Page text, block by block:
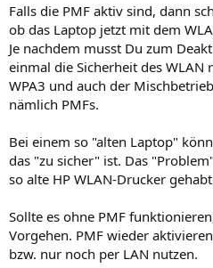
Falls die PMF aktiv sind, dann
ob das Laptop jetzt mit dem
Je nachdem musst Du zum
einmal die Sicherheit des WLAN
WPA3 und auch der
nämlich PMFs.
Bei einem so "alten Laptop"
das "zu sicher" ist. Das
so alte HP WLAN-Drucker
Sollte es ohne PMF
Vorgehen. PMF wieder
bzw. nur noch per LAN nutzen.